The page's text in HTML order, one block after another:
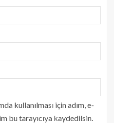
kullanılması için adım, e-
bu tarayıcıya kaydedilsin.